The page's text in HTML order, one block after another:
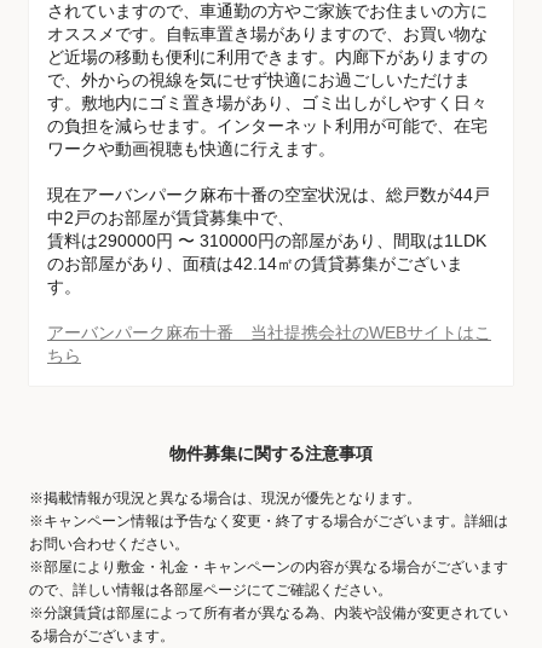
されていますので、車通勤の方やご家族でお住まいの方に
オススメです。自転車置き場がありますので、お買い物な
ど近場の移動も便利に利用できます。内廊下がありますの
で、外からの視線を気にせず快適にお過ごしいただけま
す。敷地内にゴミ置き場があり、ゴミ出しがしやすく日々
の負担を減らせます。インターネット利用が可能で、在宅
ワークや動画視聴も快適に行えます。
現在アーバンパーク麻布十番の空室状況は、総戸数が44戸
中2戸のお部屋が賃貸募集中で、
賃料は290000円 〜 310000円の部屋があり、間取は1LDK
のお部屋があり、面積は42.14㎡の賃貸募集がございま
す。
アーバンパーク麻布十番 当社提携会社のWEBサイトはこ
ちら
物件募集に関する注意事項
※掲載情報が現況と異なる場合は、現況が優先となります。
※キャンペーン情報は予告なく変更・終了する場合がございます。詳細は
お問い合わせください。
※部屋により敷金・礼金・キャンペーンの内容が異なる場合がございます
ので、詳しい情報は各部屋ページにてご確認ください。
※分譲賃貸は部屋によって所有者が異なる為、内装や設備が変更されてい
る場合がございます。